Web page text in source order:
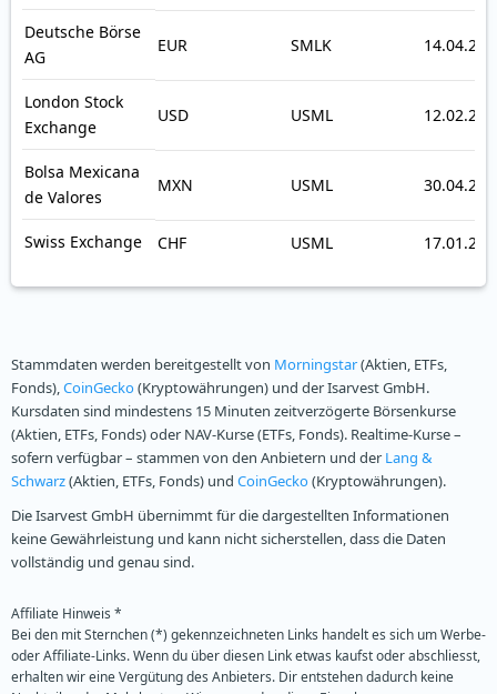
Deutsche Börse
AG
EUR SMLK
London Stock
Exchange
USD USML
Bolsa Mexicana
de Valores
MXN USML
Swiss Exchange CHF USML
Stammdaten werden bereitgestellt von Morningstar(Aktien, ETFs,
Fonds),CoinGecko(Kryptowährungen) und der Isarvest GmbH.
Kursdaten sind mindestens 15 Minuten zeitverzögerte Börsenkurse
(Aktien, ETFs, Fonds) oder NAV-Kurse (ETFs, Fonds). Realtime-Kurse –
sofern verfügbar – stammen von den Anbietern und der Lang &
Schwarz(Aktien, ETFs, Fonds) und CoinGecko(Kryptowährungen).
Die Isarvest GmbH übernimmt für die dargestellten Informationen
keine Gewährleistung und kann nicht sicherstellen, dass die Daten
vollständig und genau sind.
Affiliate Hinweis *
Bei den mit Sternchen (*) gekennzeichneten Links handelt es sich um Werbe-
oder Affiliate-Links. Wenn du über diesen Link etwas kaufst oder abschliesst,
erhalten wir eine Vergütung des Anbieters. Dir entstehen dadurch keine